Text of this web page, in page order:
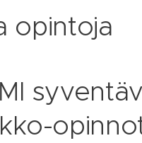
opintoja